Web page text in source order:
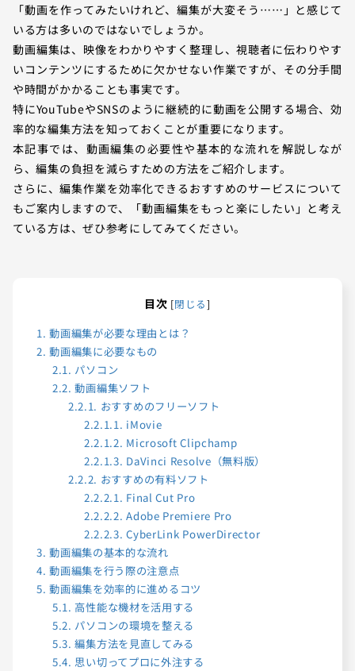
「動画を作ってみたいけれど、編集が大変そう……」と感じて
いる方は多いのではないでしょうか。
動画編集は、映像をわかりやすく整理し、視聴者に伝わりやす
いコンテンツにするために欠かせない作業ですが、その分手間
や時間がかかることも事実です。
特にYouTubeやSNSのように継続的に動画を公開する場合、効
率的な編集方法を知っておくことが重要になります。
本記事では、動画編集の必要性や基本的な流れを解説しなが
ら、編集の負担を減らすための方法をご紹介します。
さらに、編集作業を効率化できるおすすめのサービスについて
もご案内しますので、「動画編集をもっと楽にしたい」と考え
ている方は、ぜひ参考にしてみてください。
目次 [閉じる]
1. 動画編集が必要な理由とは？
2. 動画編集に必要なもの
2.1. パソコン
2.2. 動画編集ソフト
2.2.1. おすすめのフリーソフト
2.2.1.1. iMovie
2.2.1.2. Microsoft Clipchamp
2.2.1.3. DaVinci Resolve（無料版）
2.2.2. おすすめの有料ソフト
2.2.2.1. Final Cut Pro
2.2.2.2. Adobe Premiere Pro
2.2.2.3. CyberLink PowerDirector
3. 動画編集の基本的な流れ
4. 動画編集を行う際の注意点
5. 動画編集を効率的に進めるコツ
5.1. 高性能な機材を活用する
5.2. パソコンの環境を整える
5.3. 編集方法を見直してみる
5.4. 思い切ってプロに外注する